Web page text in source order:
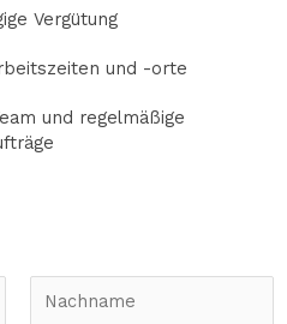
Vergütung
und -orte
und regelmäßige